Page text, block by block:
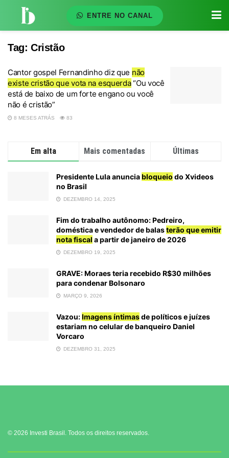
ENTRE NO CANAL
Tag: Cristão
Cantor gospel Fernandinho diz que não
existe cristão que vota na esquerda“Ou você
está de baixo de um forte engano ou você
não é cristão”
8 MESES ATRÁS 83
Em alta Mais comentadas Últimas
Presidente Lula anunciabloqueio do Xvideos
no Brasil
DEZEMBRO 14, 2025
Fim do trabalho autônomo: Pedreiro,
doméstica e vendedor de balasterão que emitir
nota fiscal a partir de janeiro de 2026
DEZEMBRO 19, 2025
GRAVE: Moraes teria recebido R$30 milhões
para condenar Bolsonaro
MARÇO 9, 2026
Vazou:Imagens íntimasde políticos e juízes
estariam no celular de banqueiro Daniel
Vorcaro
DEZEMBRO 31, 2025
© 2026 Investi Brasil. Todos os direitos reservados.